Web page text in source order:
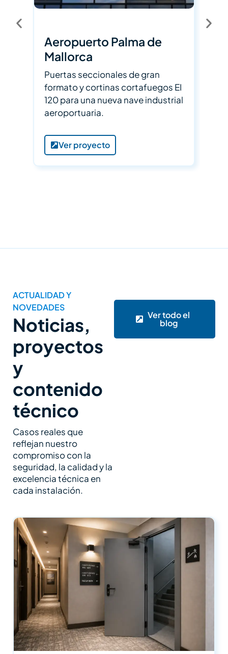
Aeropuerto Palma de
Mallorca
Puertas seccionales de gran
formato y cortinas cortafuegos EI
120 para una nueva nave industrial
aeroportuaria.
Ver proyecto
ACTUALIDAD Y
NOVEDADES
Noticias,
proyectos
y
contenido
técnico
Casos reales que
reflejan nuestro
compromiso con la
seguridad, la calidad y la
excelencia técnica en
cada instalación.
Ver todo el
blog